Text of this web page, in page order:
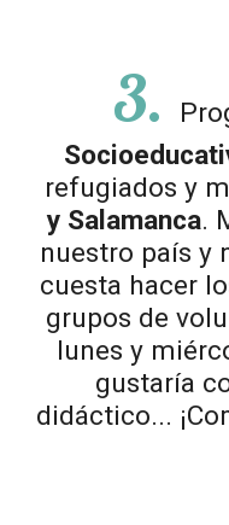
3.
refugiados y
y Salamanca.
nuestro país y
cuesta hacer
grupos de
lunes y
gustaría
didáctico...